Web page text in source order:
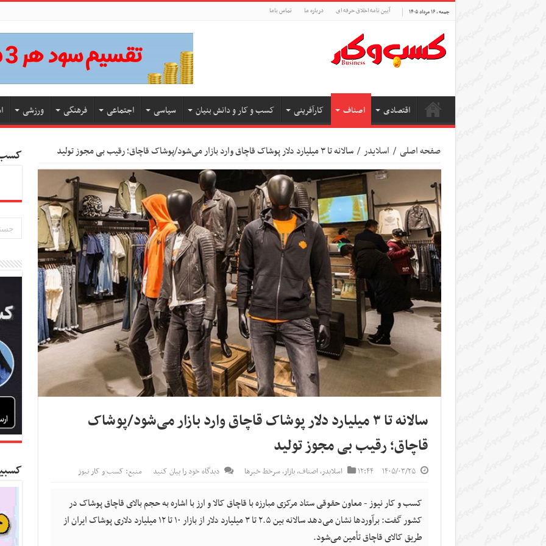
جمعه , ۱۶ مرداد ۱۴۰۵ آیین نامه اخلاق حرفه ای درباره ما تماس باما
اقتصادی اصناف کارآفرینی کسب و کار و دانش بنیان سیاسی اجتماعی فرهنگی ورزشی
صفحه اصلی / اسلایدر / سالانه تا ۳ میلیارد دلار پوشاک قاچاق وارد بازار می‌شود/پوشاک قاچاق؛ رقیب بی مجوز تولید
سالانه تا ۳ میلیارد دلار پوشاک قاچاق وارد بازار می‌شود/پوشاک
قاچاق؛ رقیب بی مجوز تولید
۱۴۰۵/۰۳/۲۵ ۱۲:۴۴ اسلایدر,اصناف,بازار,سرخط خبرها دیدگاه خود را بیان کنید منبع: کسب و کار نیوز
کسب و کار نیوز - معاون حقوقی ستاد مرکزی مبارزه با قاچاق کالا و ارز با اشاره به حجم بالای قاچاق پوشاک در
کشور گفت: برآورد‌ها نشان می‌دهد سالانه بین ۲.۵ تا ۳ میلیارد دلار از بازار ۱۰ تا ۱۲ میلیارد دلاری پوشاک ایران از
طریق کالای قاچاق تأمین می‌شود.
کسب